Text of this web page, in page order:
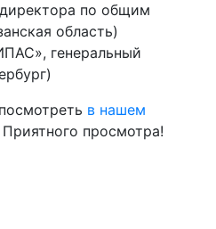
по общим
область)
генеральный
в нашем
Приятного просмотра!